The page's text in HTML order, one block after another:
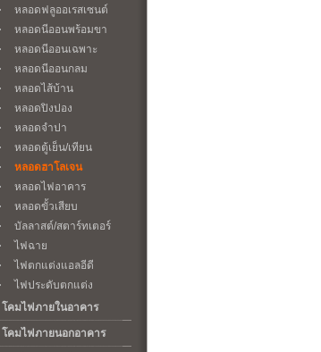
หลอดฟลูออเรสเซนต์
หลอดนีออนพร้อมขา
หลอดนีออนเฉพาะ
หลอดนีออนกลม
หลอดไส้บ้าน
หลอดปิงปอง
หลอดจำปา
หลอดตู้เย็น/เทียน
หลอดฮาโลเจน
หลอดไฟอาคาร
หลอดขั้วเสียบ
บัลลาสต์/สตาร์ทเตอร์
ไฟฉาย
ไฟตกแต่งแอลอีดี
ไฟประดับตกแต่ง
โคมไฟภายในอาคาร
โคมไฟภายนอกอาคาร